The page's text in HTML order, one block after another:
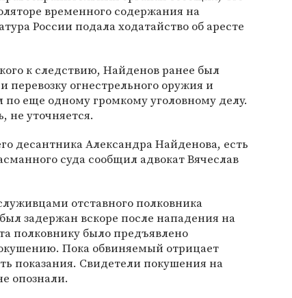
временного содержания на
России подала ходатайство об аресте
к следствию, Найденов ранее был
перевозку огнестрельного оружия и
по еще одному громкому уголовному делу.
не уточняется.
десантника Александра Найденова, есть
суда сообщил адвокат Вячеслав
отставного полковника
задержан вскоре после нападения на
полковнику было предъявлено
Пока обвиняемый отрицает
показания. Свидетели покушения на
опознали.